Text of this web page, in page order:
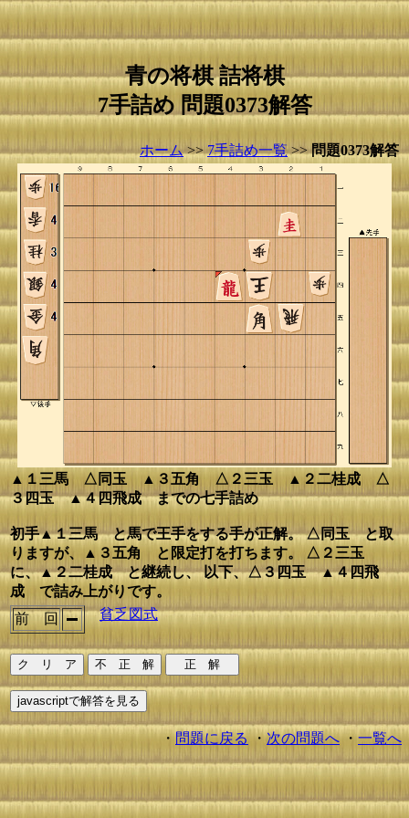
青の将棋 詰将棋
7手詰め 問題0373解答
ホーム>>7手詰め一覧>>問題0373解答
▲１三馬 △同玉 ▲３五角 △２三玉 ▲２二桂成 △
３四玉 ▲４四飛成 までの七手詰め
初手▲１三馬 と馬で王手をする手が正解。 △同玉 と取
りますが、▲３五角 と限定打を打ちます。 △２三玉
に、▲２二桂成 と継続し、 以下、△３四玉 ▲４四飛
成 で詰み上がりです。
前 回
貧乏図式
・問題に戻る・次の問題へ・一覧へ